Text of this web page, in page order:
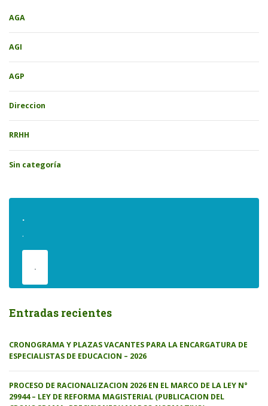
AGA
AGI
AGP
Direccion
RRHH
Sin categoría
.
.
.
Entradas recientes
CRONOGRAMA Y PLAZAS VACANTES PARA LA ENCARGATURA DE
ESPECIALISTAS DE EDUCACION – 2026
PROCESO DE RACIONALIZACION 2026 EN EL MARCO DE LA LEY N°
29944 – LEY DE REFORMA MAGISTERIAL (PUBLICACION DEL